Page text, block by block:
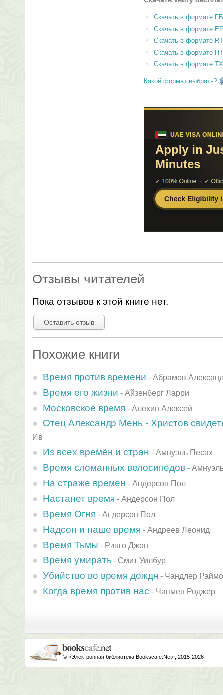
Скачать в формате
Скачать в формате
Скачать в формате
Скачать в формате
Скачать в формате
Какой формат выбрать?
Отзывы читателей
Пока отзывов к этой книге нет.
Оставить отзыв
Похожие книги
Время против времени - Абрамов
Время его жизни - Айзенберг Ларри
Московское время - Алехин Алексей
Отец Александр Мень - Христов
Ив
Из всех времён и стран - Амнуэль Песах
Время сломанных велосипедов -
На страже времен - Андерсон Пол
Настанет время - Андерсон Пол
Время Огня - Андерсон Пол
Надсон и наше время - Андреев Леонид
Время Тьмы - Ринго Джон
Время умирать - Смит Уилбур
Убийство во время дождя - Чандлер
Когда время против нас - Чапмен Роджер
© «Электронная библиотека Bookscafe.Net», 2015-2026